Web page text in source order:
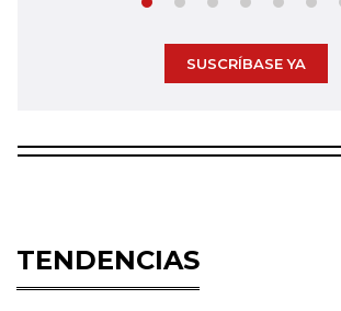
SUSCRÍBASE YA
TENDENCIAS